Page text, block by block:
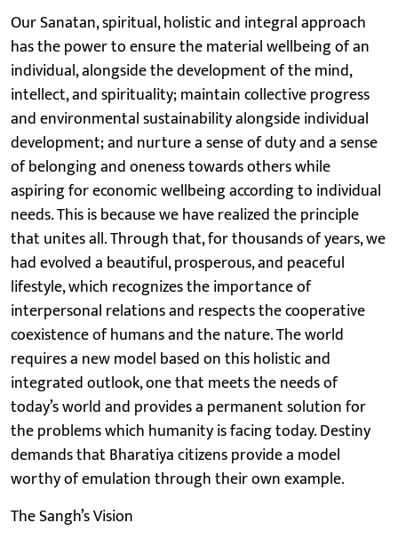
Our Sanatan, spiritual, holistic and integral approach
has the power to ensure the material wellbeing of an
individual, alongside the development of the mind,
intellect, and spirituality; maintain collective progress
and environmental sustainability alongside individual
development; and nurture a sense of duty and a sense
of belonging and oneness towards others while
aspiring for economic wellbeing according to individual
needs. This is because we have realized the principle
that unites all. Through that, for thousands of years, we
had evolved a beautiful, prosperous, and peaceful
lifestyle, which recognizes the importance of
interpersonal relations and respects the cooperative
coexistence of humans and the nature. The world
requires a new model based on this holistic and
integrated outlook, one that meets the needs of
today’s world and provides a permanent solution for
the problems which humanity is facing today. Destiny
demands that Bharatiya citizens provide a model
worthy of emulation through their own example.
The Sangh’s Vision